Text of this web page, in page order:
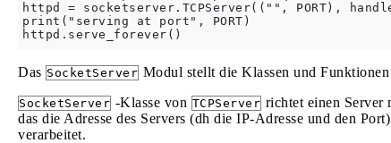
httpd = socketserver.TCPServer(("", PORT),
print("serving at port", PORT)
Das SocketServer Modul stellt die Klassen und
SocketServer -Klasse von TCPServer richtet einen
das die Adresse des Servers (dh die IP-Adresse und den
verarbeitet.